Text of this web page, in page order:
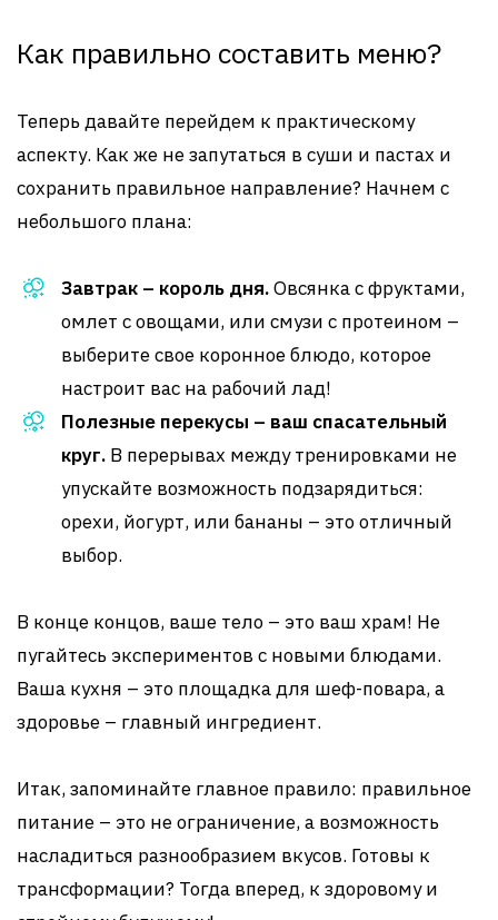
Как правильно составить меню?
Теперь давайте перейдем к практическому
аспекту. Как же не запутаться в суши и пастах и
сохранить правильное направление? Начнем с
небольшого плана:
Завтрак – король дня.Овсянка с фруктами,
омлет с овощами, или смузи с протеином –
выберите свое коронное блюдо, которое
настроит вас на рабочий лад!
Полезные перекусы – ваш спасательный
круг. В перерывах между тренировками не
упускайте возможность подзарядиться:
орехи, йогурт, или бананы – это отличный
выбор.
В конце концов, ваше тело – это ваш храм! Не
пугайтесь экспериментов с новыми блюдами.
Ваша кухня – это площадка для шеф-повара, а
здоровье – главный ингредиент.
Итак, запоминайте главное правило: правильное
питание – это не ограничение, а возможность
насладиться разнообразием вкусов. Готовы к
трансформации? Тогда вперед, к здоровому и